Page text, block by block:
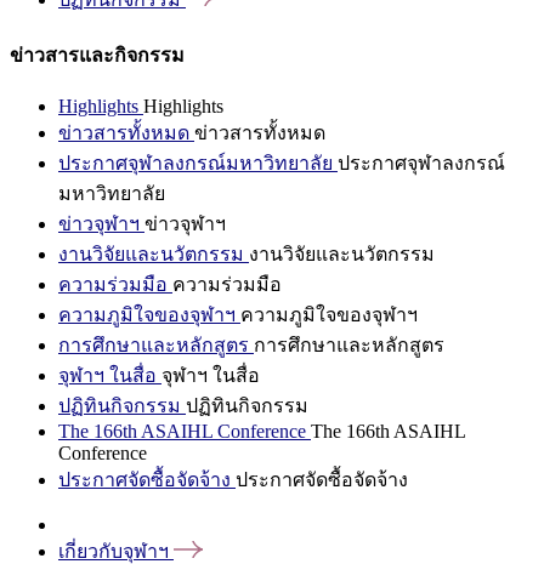
ข่าวสารและกิจกรรม
Highlights Highlights
ข่าวสารทั้งหมด ข่าวสารทั้งหมด
ประกาศจุฬาลงกรณ์มหาวิทยาลัย ประกาศจุฬาลงกรณ์
มหาวิทยาลัย
ข่าวจุฬาฯ ข่าวจุฬาฯ
งานวิจัยและนวัตกรรม งานวิจัยและนวัตกรรม
ความร่วมมือ ความร่วมมือ
ความภูมิใจของจุฬาฯ ความภูมิใจของจุฬาฯ
การศึกษาและหลักสูตร การศึกษาและหลักสูตร
จุฬาฯ ในสื่อ จุฬาฯ ในสื่อ
ปฏิทินกิจกรรม ปฏิทินกิจกรรม
The 166th ASAIHL Conference The 166th ASAIHL
Conference
ประกาศจัดซื้อจัดจ้าง ประกาศจัดซื้อจัดจ้าง
เกี่ยวกับจุฬาฯ